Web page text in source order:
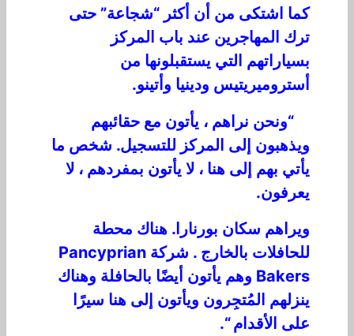
كما اشتكى من أن أكثر “شجاعة” حتى
ترك المهاجرين عند باب المركز
بسياراتهم التي يستقبلونها من
أستروميريتيس ودينيا وأتينو.
“ونحن نراهم ، يأتون مع حقائبهم
ويذهبون إلى المركز للتسجيل. شخص ما
يأتي بهم إلى هنا ، لا يأتون بمفردهم ، لا
يعرفون.
ويراهم سكان بورنارا. هناك محطة
للحافلات بالخارج . شركة Pancyprian
Bakers وهم يأتون أيضًا بالحافلة وهناك
ينزلهم المُتجِرون ويأتون إلى هنا سيرًا
على الأقدام “.